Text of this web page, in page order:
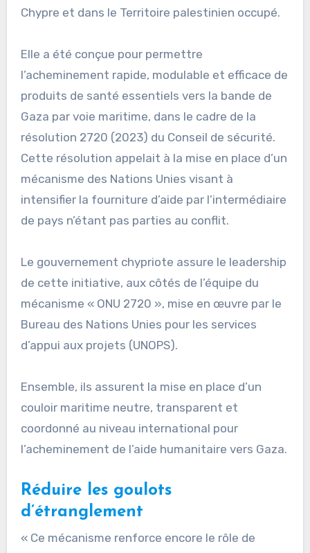
Chypre et dans le Territoire palestinien occupé.
Elle a été conçue pour permettre
l’acheminement rapide, modulable et efficace de
produits de santé essentiels vers la bande de
Gaza par voie maritime, dans le cadre de la
résolution 2720 (2023) du Conseil de sécurité.
Cette résolution appelait à la mise en place d’un
mécanisme des Nations Unies visant à
intensifier la fourniture d’aide par l’intermédiaire
de pays n’étant pas parties au conflit.
Le gouvernement chypriote assure le leadership
de cette initiative, aux côtés de l’équipe du
mécanisme « ONU 2720 », mise en œuvre par le
Bureau des Nations Unies pour les services
d’appui aux projets (UNOPS).
Ensemble, ils assurent la mise en place d’un
couloir maritime neutre, transparent et
coordonné au niveau international pour
l’acheminement de l’aide humanitaire vers Gaza.
Réduire les goulots
d’étranglement
« Ce mécanisme renforce encore le rôle de